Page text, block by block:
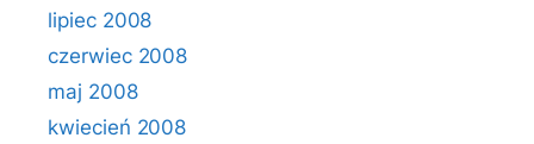
lipiec 2008
czerwiec 2008
maj 2008
kwiecień 2008